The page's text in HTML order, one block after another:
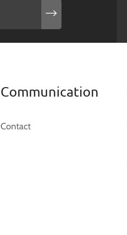
Communication
Contact